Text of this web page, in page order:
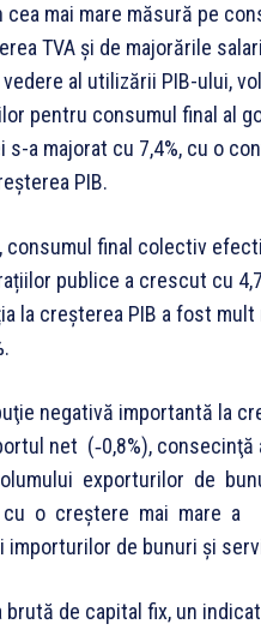
cea mai mare măsură pe
TVA și de majorările
al utilizării PIB-ului,
pentru consumul final al
s-a majorat cu 7,4%, cu o
PIB.
consumul final colectiv
publice a crescut cu
la creșterea PIB a fost mult
negativă importantă la
net (‐0,8%),
exporturilor de
o creştere mai mare a
importurilor de bunuri şi
brută de capital fix, un